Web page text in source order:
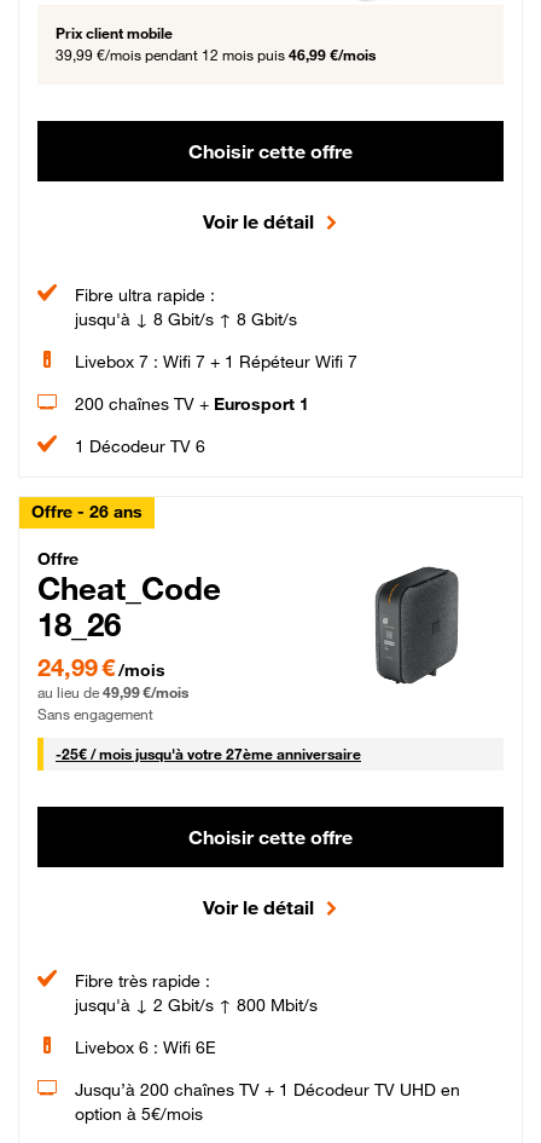
Prix client mobile
39,99 €/mois pendant 12 mois puis 46,99 €/mois
Choisir cette offre
Voir le détail
Fibre ultra rapide :
jusqu'à ↓ 8 Gbit/s ↑ 8 Gbit/s
Livebox 7 : Wifi 7 + 1 Répéteur Wifi 7
200 chaînes TV + Eurosport 1
1 Décodeur TV 6
Offre - 26 ans
Cheat_Code Fibre_18_26
Offre
Cheat_Code
18_26
24,99 € par mois pendant 0 mois puis 49,99 € par mois, Sans engagement
24,99 €/mois
au lieu de 49,99 €/mois
Sans engagement
-25€ / mois25 € par mois
jusqu'à votre 27ème anniversaire
Choisir cette offre
Voir le détail
Fibre très rapide :
jusqu'à ↓ 2 Gbit/s ↑ 800 Mbit/s
Livebox 6 : Wifi 6E
Jusqu’à 200 chaînes TV + 1 Décodeur TV UHD en
option à 5€/mois